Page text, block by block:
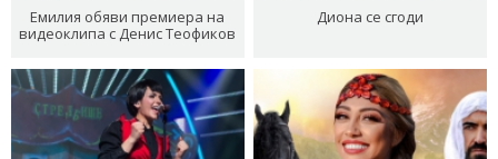
Емилия обяви премиера на
видеоклипа с Денис Теофиков
Диона се сгоди